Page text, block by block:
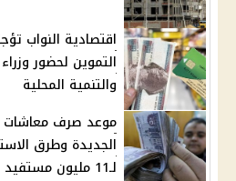
اقتصادية النواب
التموين لحضور
والتنمية المحلية
الجديدة وطرق
لـ11 مليون مستفيد